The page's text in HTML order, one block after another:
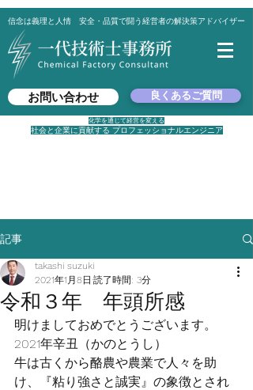
信念は義理と人情 安全・品質で闘う経営者の解決策アドバイザー
お問い合わせ 良くあるご質問
化学を通じて経営を変える
社会と企業に貢献する プロフェッショナルエンジニア
記事
令和３年 年頭所感
takashi suzuki
2021年1月8日 読了時間: 3分
明けましておめでとうございます。
2021年辛丑（かのとうし）
牛は古くから酪農や農業で人々を助
け、『粘り強さと誠実』の象徴とされ